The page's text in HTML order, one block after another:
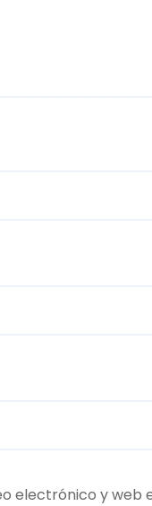
electrónico y web